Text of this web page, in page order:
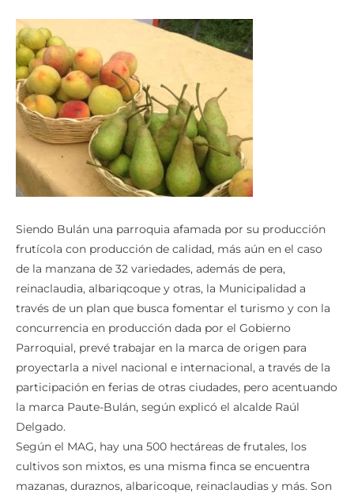
Siendo Bulán una parroquia afamada por su producción
frutícola con producción de calidad, más aún en el caso
de la manzana de 32 variedades, además de pera,
reinaclaudia, albariqcoque y otras, la Municipalidad a
través de un plan que busca fomentar el turismo y con la
concurrencia en producción dada por el Gobierno
Parroquial, prevé trabajar en la marca de origen para
proyectarla a nivel nacional e internacional, a través de la
participación en ferias de otras ciudades, pero acentuando
la marca Paute-Bulán, según explicó el alcalde Raúl
Delgado.
Según el MAG, hay una 500 hectáreas de frutales, los
cultivos son mixtos, es una misma finca se encuentra
mazanas, duraznos, albaricoque, reinaclaudias y más. Son